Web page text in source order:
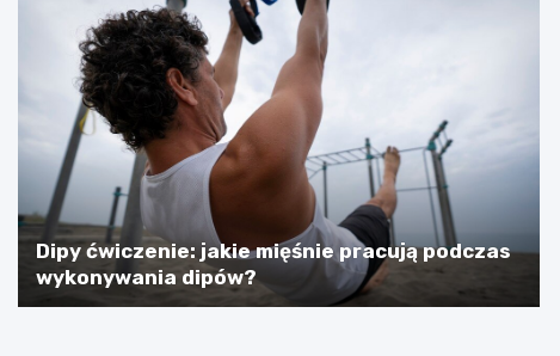
Dipy ćwiczenie: jakie mięśnie pracują podczas
wykonywania dipów?